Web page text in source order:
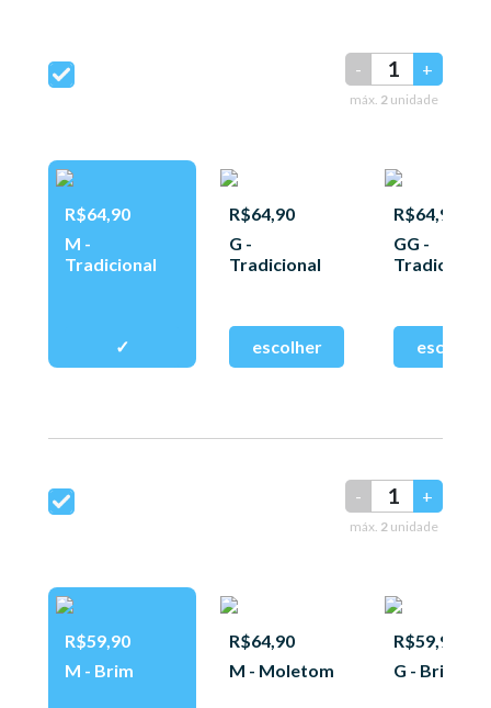
- +
máx. 2 unidade
R$64,90
M -
Tradicional
R$64,90
G -
Tradicional
R$64,90
GG -
Tradicional
- +
máx. 2 unidade
R$59,90
M - Brim
R$64,90
M - Moletom
R$59,90
G - Brim